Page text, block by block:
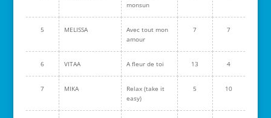
monsun
5 MELISSA
Avec tout mon
amour
7 7
6 VITAA A fleur de toi 13 4
7 MIKA
Relax (take it
easy)
5 10